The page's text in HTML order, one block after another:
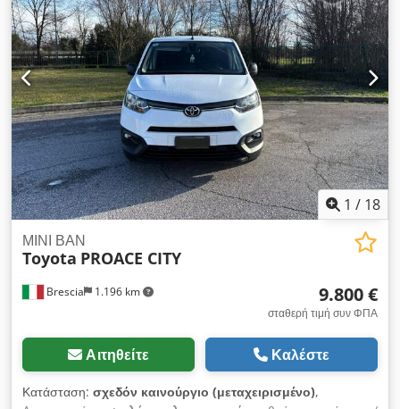
1 / 18
Brescia 1.196 km
ΜΙΝΙ ΒΑΝ
Toyota PROACE CITY
9.800 €
σταθερή τιμή συν ΦΠΑ
Αιτηθείτε Καλέστε
Κατάσταση: σχεδόν καινούργιο (μεταχειρισμένο),